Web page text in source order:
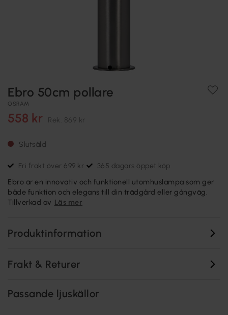
Ebro 50cm pollare
OSRAM
558 kr Rek. 869 kr
Slutsåld
Fri frakt över 699 kr 365 dagars öppet köp
Ebro är en innovativ och funktionell utomhuslampa som ger
både funktion och elegans till din trädgård eller gångväg.
Tillverkad av Läs mer
Produktinformation
Frakt & Returer
Passande ljuskällor